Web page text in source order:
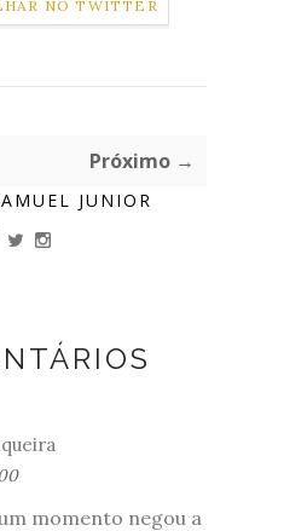
NO TWITTER
Próximo →
JUNIOR
momento negou a